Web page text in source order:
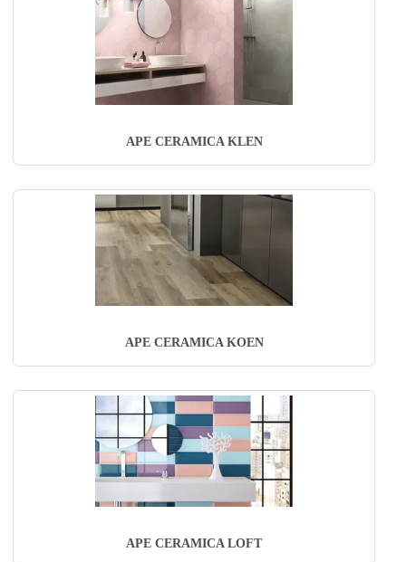
APE CERAMICA KLEN
APE CERAMICA KOEN
APE CERAMICA LOFT